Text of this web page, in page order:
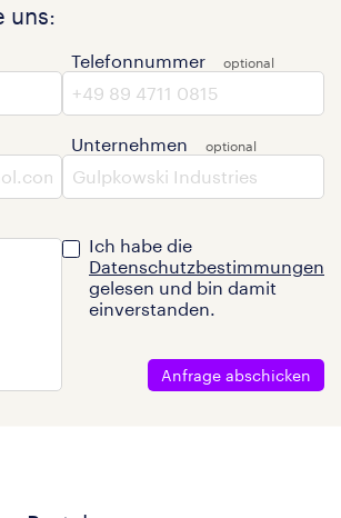
uns:
Telefonnummer
Unternehmen
Ich habe die
Datenschutzbestimmungen
gelesen und bin damit
einverstanden.
Anfrage abschicken